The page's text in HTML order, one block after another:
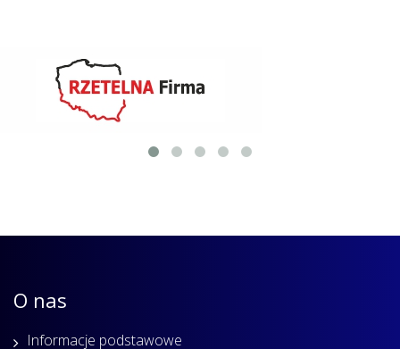
O nas
Informacje podstawowe